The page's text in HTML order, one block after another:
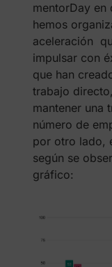
mentorDay en
hemos
aceleración
impulsar con
que han
trabajo
mantener una
número de
por otro lado,
según se
gráfico: